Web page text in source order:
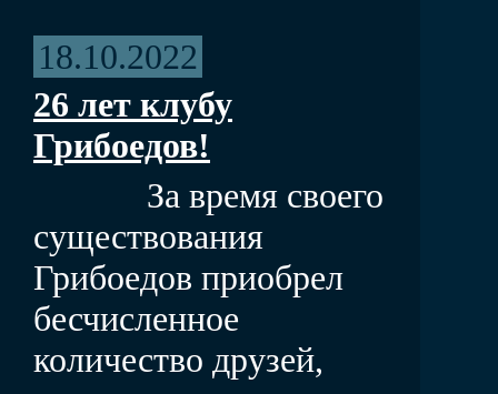
18.10.2022
26 лет клубу
Грибоедов!
За время своего
существования
Грибоедов приобрел
бесчисленное
количество друзей,